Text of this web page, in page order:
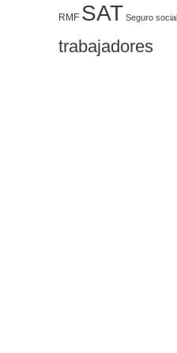
RMF SAT Seguro social
trabajadores